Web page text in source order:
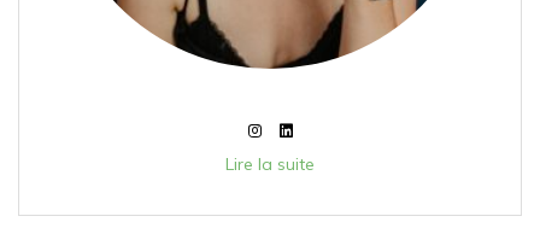
Lire la suite